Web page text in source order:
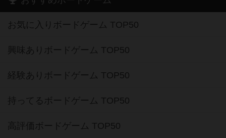
お気に入りボードゲーム TOP50
興味ありボードゲーム TOP50
経験ありボードゲーム TOP50
持ってるボードゲーム TOP50
高評価ボードゲーム TOP50